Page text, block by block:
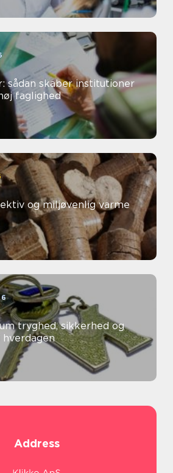
sådan skaber institutioner
faglighed
og miljøvenlig varme
og
Address